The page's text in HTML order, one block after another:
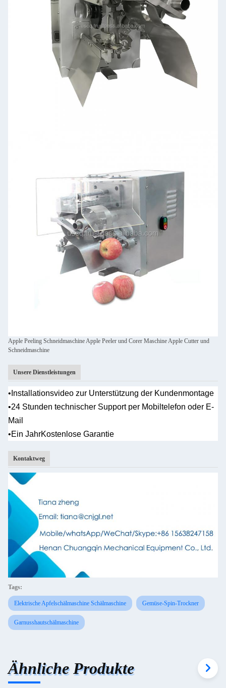
Apple Peeling Schneidmaschine Apple Peeler und Corer Maschine Apple Cutter und
Schneidmaschine
Unsere Dienstleistungen
• Installationsvideo zur Unterstützung der Kundenmontage
•24 Stunden technischer Support per Mobiltelefon oder E-
Mail
•Ein JahrKostenlose Garantie
Kontaktweg
Tags:
Elektrische Apfelschälmaschine Schälmaschine Gemüse-Spin-Trockner
Garnusshautschälmaschine
Ähnliche Produkte